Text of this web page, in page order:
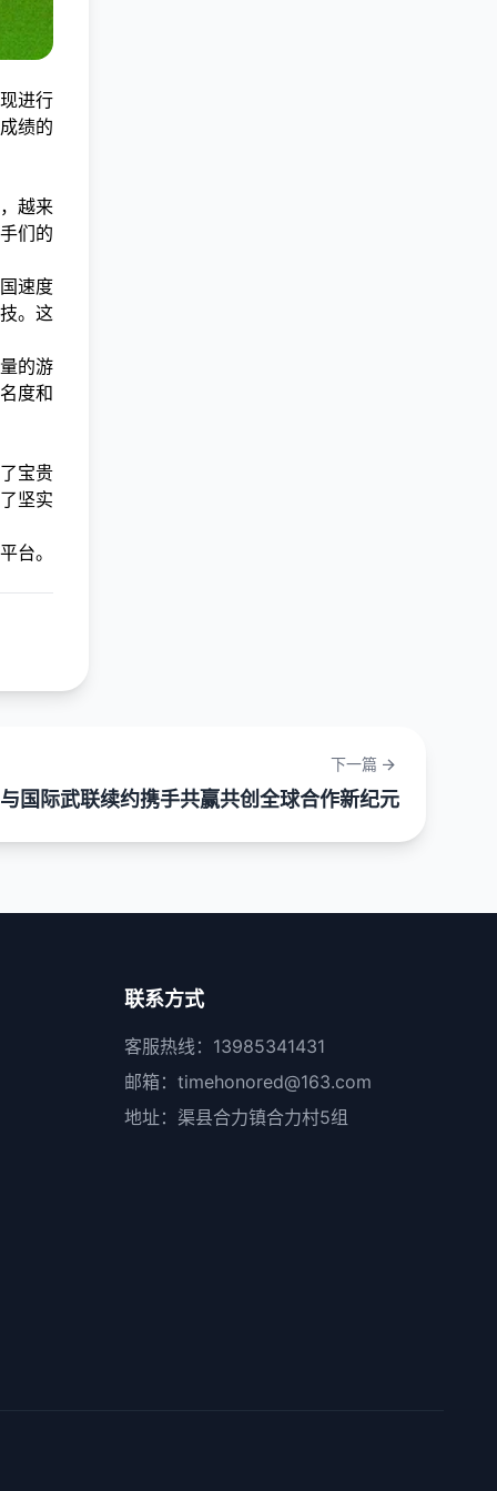
进行
绩的
越来
们的
速度
。这
的游
度和
宝贵
坚实
台。
下一篇
国际武联续约携手共赢共创全球合作新纪元
联系方式
客服热线：13985341431
邮箱：timehonored@163.com
地址：渠县合力镇合力村5组